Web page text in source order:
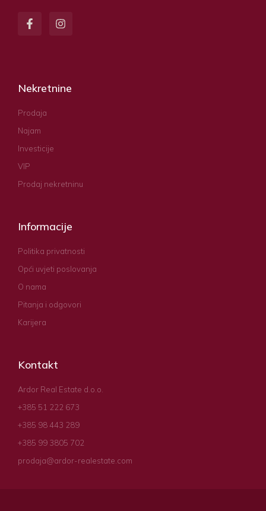
Nekretnine
Prodaja
Najam
Investicije
VIP
Prodaj nekretninu
Informacije
Politika privatnosti
Opći uvjeti poslovanja
O nama
Pitanja i odgovori
Karijera
Kontakt
Ardor Real Estate d.o.o.
+385 51 222 673
+385 98 443 289
+385 99 3805 702
prodaja@ardor-realestate.com